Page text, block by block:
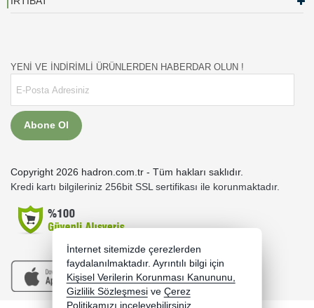
YENİ VE İNDİRİMLİ ÜRÜNLERDEN HABERDAR OLUN !
Abone Ol
Copyright 2026 hadron.com.tr - Tüm hakları saklıdır.
Kredi kartı bilgileriniz 256bit SSL sertifikası ile korunmaktadır.
İnternet sitemizde çerezlerden
faydalanılmaktadır. Ayrıntılı bilgi için
Kişisel Verilerin Korunması Kanununu,
Gizlilik Sözleşmesi ve Çerez
Politikamızı inceleyebilirsiniz.